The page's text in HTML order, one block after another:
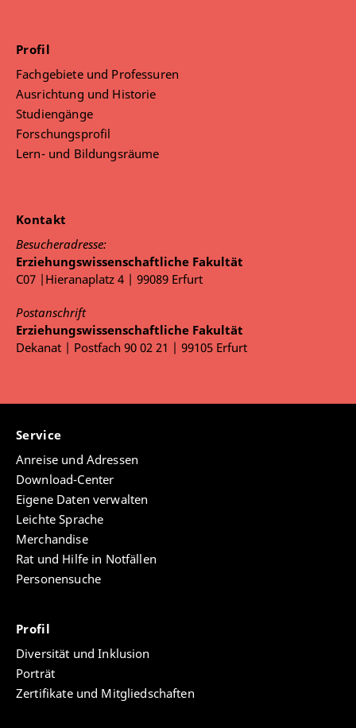
Profil
Fachgebiete und Professuren
Ausrichtung und Historie
Studiengänge
Forschungsprofil
Lern- und Bildungsräume
Kontakt
Besucheradresse:
Erziehungswissenschaftliche Fakultät
C07 |Hieranaplatz 4 | 99089 Erfurt
Postanschrift
Erziehungswissenschaftliche Fakultät
Dekanat | Postfach 90 02 21 | 99105 Erfurt
Service
Anreise und Adressen
Download-Center
Eigene Daten verwalten
Leichte Sprache
Merchandise
Rat und Hilfe in Notfällen
Personensuche
Profil
Diversität und Inklusion
Porträt
Zertifikate und Mitgliedschaften